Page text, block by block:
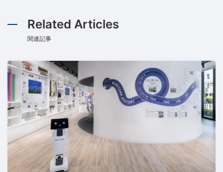
Related Articles
関連記事